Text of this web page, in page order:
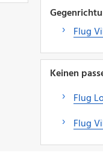
Flug
Keinen
Flug
Flug